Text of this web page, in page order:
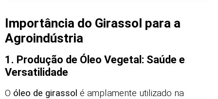
Importância do Girassol para a
Agroindústria
1. Produção de Óleo Vegetal: Saúde e
Versatilidade
O óleo de girassol é amplamente utilizado na